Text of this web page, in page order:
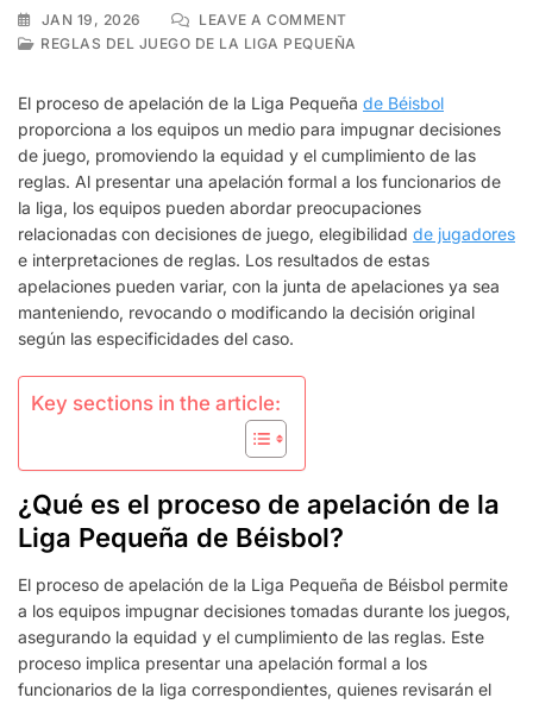
JAN 19, 2026 LEAVE A COMMENTON
REGLAS
DEL
BÉISBOL
DE
LITTLE
LEAGUE:
PROCESO,
TIPOS,
RESULTADOS
REGLAS DEL JUEGO DE LA LIGA PEQUEÑA
El proceso de apelación de la Liga Pequeña de Béisbol
proporciona a los equipos un medio para impugnar decisiones
de juego, promoviendo la equidad y el cumplimiento de las
reglas. Al presentar una apelación formal a los funcionarios de
la liga, los equipos pueden abordar preocupaciones
relacionadas con decisiones de juego, elegibilidad de jugadores
e interpretaciones de reglas. Los resultados de estas
apelaciones pueden variar, con la junta de apelaciones ya sea
manteniendo, revocando o modificando la decisión original
según las especificidades del caso.
Key sections in the article:
¿Qué es el proceso de apelación de la
Liga Pequeña de Béisbol?
El proceso de apelación de la Liga Pequeña de Béisbol permite
a los equipos impugnar decisiones tomadas durante los juegos,
asegurando la equidad y el cumplimiento de las reglas. Este
proceso implica presentar una apelación formal a los
funcionarios de la liga correspondientes, quienes revisarán el